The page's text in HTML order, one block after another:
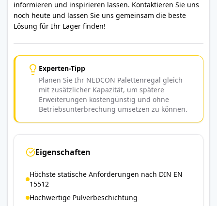
informieren und inspirieren lassen. Kontaktieren Sie uns
noch heute und lassen Sie uns gemeinsam die beste
Lösung für Ihr Lager finden!
Experten-Tipp
Planen Sie Ihr NEDCON Palettenregal gleich
mit zusätzlicher Kapazität, um spätere
Erweiterungen kostengünstig und ohne
Betriebsunterbrechung umsetzen zu können.
Eigenschaften
Höchste statische Anforderungen nach DIN EN
15512
Hochwertige Pulverbeschichtung